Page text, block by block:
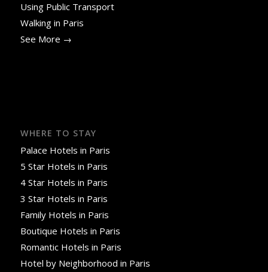
Using Public Transport
Walking in Paris
See More →
WHERE TO STAY
Palace Hotels in Paris
5 Star Hotels in Paris
4 Star Hotels in Paris
3 Star Hotels in Paris
Family Hotels in Paris
Boutique Hotels in Paris
Romantic Hotels in Paris
Hotel by Neighborhood in Paris